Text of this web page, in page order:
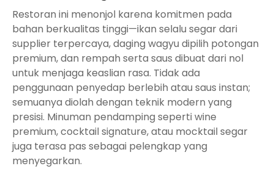
Restoran ini menonjol karena komitmen pada
bahan berkualitas tinggi—ikan selalu segar dari
supplier terpercaya, daging wagyu dipilih potongan
premium, dan rempah serta saus dibuat dari nol
untuk menjaga keaslian rasa. Tidak ada
penggunaan penyedap berlebih atau saus instan;
semuanya diolah dengan teknik modern yang
presisi. Minuman pendamping seperti wine
premium, cocktail signature, atau mocktail segar
juga terasa pas sebagai pelengkap yang
menyegarkan.